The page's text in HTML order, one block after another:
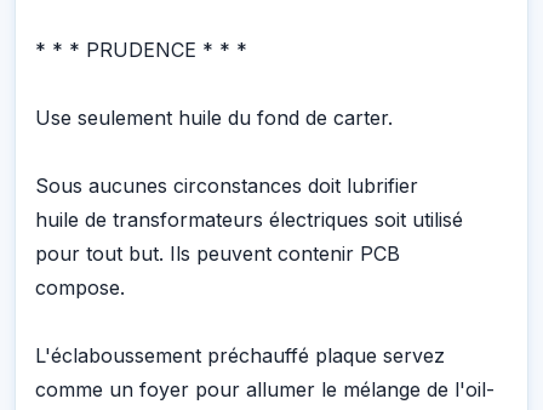
* * * PRUDENCE * * *
Use seulement huile du fond de carter.
Sous aucunes circonstances doit lubrifier
huile de transformateurs électriques soit utilisé
pour tout but. Ils peuvent contenir PCB
compose.
L'éclaboussement préchauffé plaque servez
comme un foyer pour allumer le mélange de l'oil-